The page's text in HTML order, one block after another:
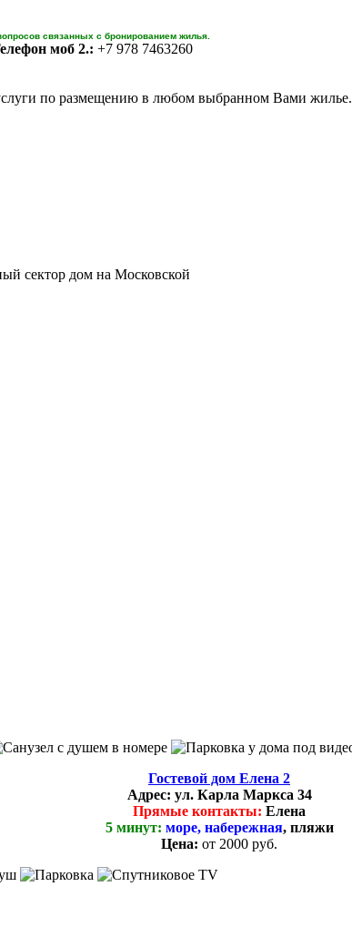
связанных с бронированием жилья.
моб 2.: +7 978 7463260
по размещению в любом выбранном Вами жилье.
сектор дом на Московской
Гостевой дом Елена 2
Адрес: ул. Карла Маркса 34
Прямые контакты: Елена
5 минут: море, набережная, пляжи
Цена: от 2000 руб.